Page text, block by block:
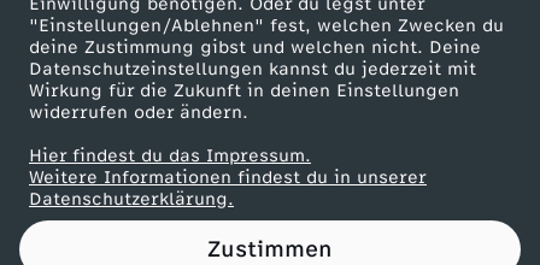
Einwilligung benötigen. Oder du legst unter
"Einstellungen/Ablehnen" fest, welchen Zwecken du
deine Zustimmung gibst und welchen nicht. Deine
Datenschutzeinstellungen kannst du jederzeit mit
Wirkung für die Zukunft in deinen Einstellungen
widerrufen oder ändern.
Hier findest du das Impressum.
Weitere Informationen findest du in unserer
Datenschutzerklärung.
Zustimmen
ä
r
L
i
Partner